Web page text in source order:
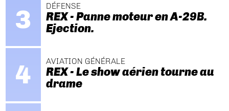
DÉFENSE
REX - Panne moteur en A-29B.
Ejection.
AVIATION GÉNÉRALE
REX - Le show aérien tourne au
drame